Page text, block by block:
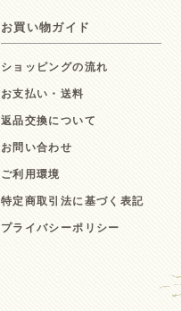
お買い物ガイド
ショッピングの流れ
お支払い・送料
返品交換について
お問い合わせ
ご利用環境
特定商取引法に基づく表記
プライバシーポリシー